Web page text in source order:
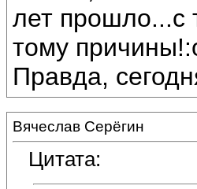
лет прошло...с
тому
Правда,
Вячеслав Серёгин
Цитата: